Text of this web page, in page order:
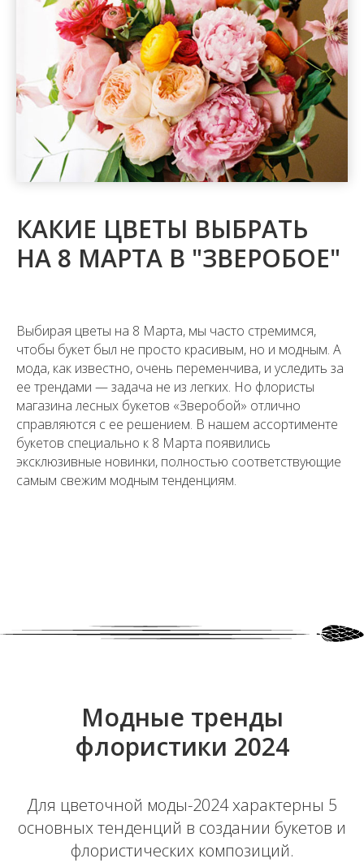
КАКИЕ ЦВЕТЫ ВЫБРАТЬ
НА 8 МАРТА В "ЗВЕРОБОЕ"
Выбирая цветы на 8 Марта, мы часто стремимся,
чтобы букет был не просто красивым, но и модным. А
мода, как известно, очень переменчива, и уследить за
ее трендами — задача не из легких. Но флористы
магазина лесных букетов «Зверобой» отлично
справляются с ее решением. В нашем ассортименте
букетов специально к 8 Марта появились
эксклюзивные новинки, полностью соответствующие
самым свежим модным тенденциям.
Модные тренды
флористики 2024
Для цветочной моды-2024 характерны 5
основных тенденций в создании букетов и
флористических композиций.